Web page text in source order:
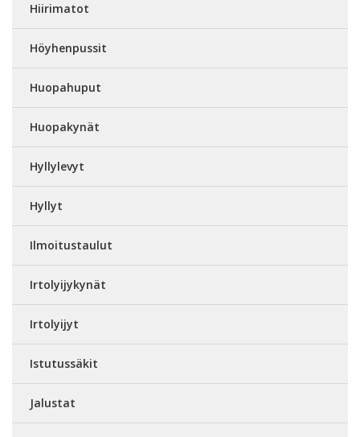
Hiirimatot
Höyhenpussit
Huopahuput
Huopakynät
Hyllylevyt
Hyllyt
Ilmoitustaulut
Irtolyijykynät
Irtolyijyt
Istutussäkit
Jalustat